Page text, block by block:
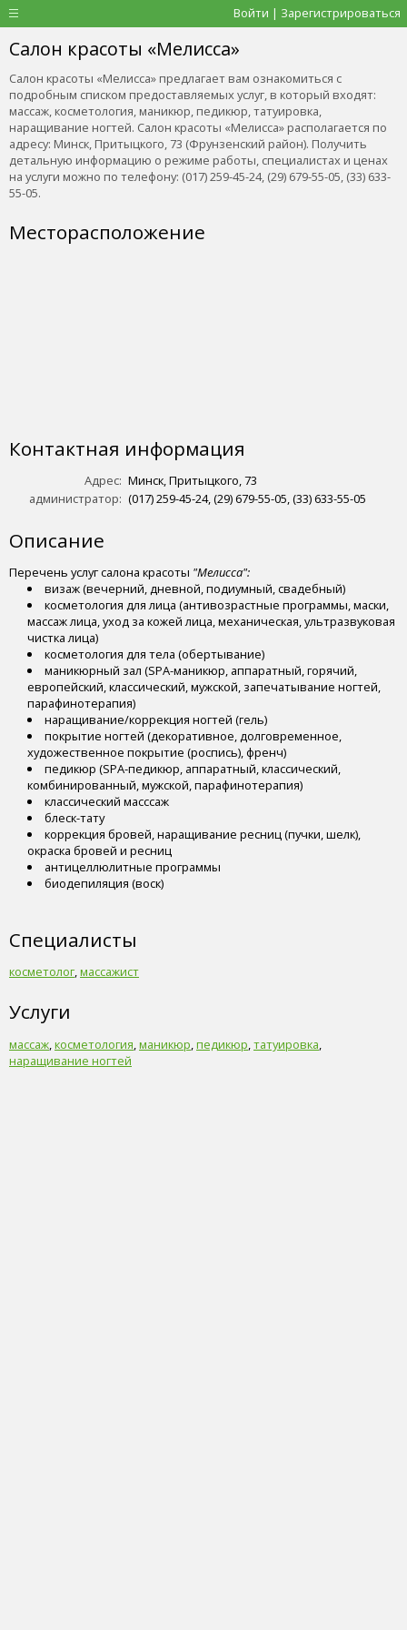
Войти | Зарегистрироваться
Салон красоты «Мелисса»
Салон красоты «Мелисса» предлагает вам ознакомиться с
подробным списком предоставляемых услуг, в который входят:
массаж, косметология, маникюр, педикюр, татуировка,
наращивание ногтей. Салон красоты «Мелисса» располагается по
адресу: Минск, Притыцкого, 73 (Фрунзенский район). Получить
детальную информацию о режиме работы, специалистах и ценах
на услуги можно по телефону: (017) 259-45-24, (29) 679-55-05, (33) 633-
55-05.
Месторасположение
Контактная информация
Адрес: Минск, Притыцкого, 73
администратор: (017) 259-45-24, (29) 679-55-05, (33) 633-55-05
Описание
Перечень услуг салона красоты "Мелисса":
визаж (вечерний, дневной, подиумный, свадебный)
косметология для лица (антивозрастные программы, маски,
массаж лица, уход за кожей лица, механическая, ультразвуковая
чистка лица)
косметология для тела (обертывание)
маникюрный зал (SPA-маникюр, аппаратный, горячий,
европейский, классический, мужской, запечатывание ногтей,
парафинотерапия)
наращивание/коррекция ногтей (гель)
покрытие ногтей (декоративное, долговременное,
художественное покрытие (роспись), френч)
педикюр (SPA-педикюр, аппаратный, классический,
комбинированный, мужской, парафинотерапия)
классический масссаж
блеск-тату
коррекция бровей, наращивание ресниц (пучки, шелк),
окраска бровей и ресниц
антицеллюлитные программы
биодепиляция (воск)
Специалисты
косметолог,массажист
Услуги
массаж косметология маникюр педикюр татуировка
наращивание ногтей